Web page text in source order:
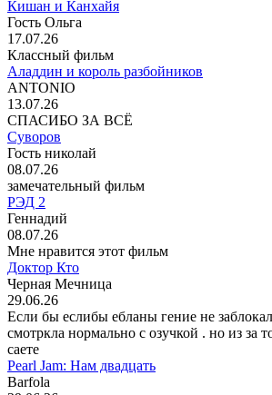
Кишан и Канхайя
Гость Ольга
17.07.26
Классный фильм
Аладдин и король разбойников
ANTONIO
13.07.26
СПАСИБО ЗА ВСЁ
Суворов
Гость николай
08.07.26
замечательный фильм
РЭД 2
Геннадий
08.07.26
Мне нравится этот фильм
Доктор Кто
Черная Мечница
29.06.26
Если бы еслибы ебланы гение не
смотркла нормально с озучкой . но из за
саете
Pearl Jam: Нам двадцать
Barfola